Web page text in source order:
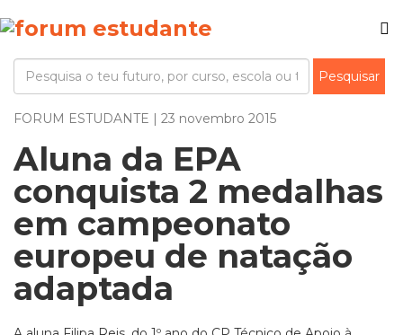
FORUM ESTUDANTE | 23 novembro 2015
Aluna da EPA
conquista 2 medalhas
em campeonato
europeu de natação
adaptada